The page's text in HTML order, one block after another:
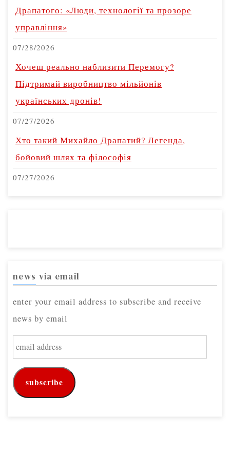
Драпатого: «Люди, технології та прозоре
управління»
07/28/2026
Хочеш реально наблизити Перемогу?
Підтримай виробництво мільйонів
українських дронів!
07/27/2026
Хто такий Михайло Драпатий? Легенда,
бойовий шлях та філософія
07/27/2026
news via email
enter your email address to subscribe and receive
news by email
m
a
i
subscribe